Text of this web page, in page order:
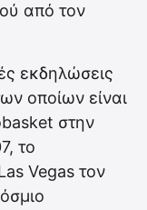
από τον
εκδηλώσεις
οποίων είναι
στην
το
Vegas τον